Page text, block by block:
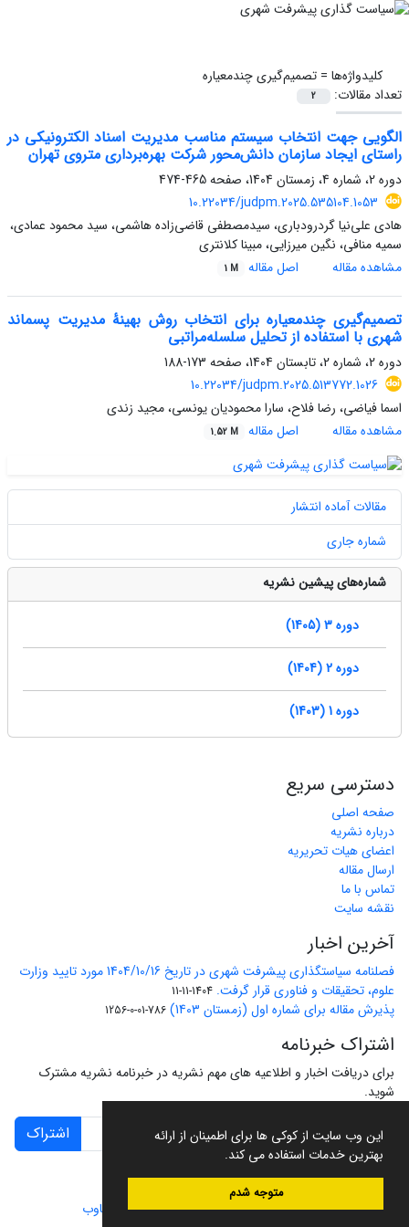
این وب سایت از کوکی ها برای اطمینان از ارائه
بهترین خدمات استفاده می کند.
متوجه شدم
کلیدواژه‌ها =تصمیم‌گیری چندمعیاره
تعداد مقالات:
2
الگویی جهت انتخاب سیستم مناسب مدیریت اسناد الکترونیکی در
راستای ایجاد سازمان دانش‌محور شرکت بهره‌برداری متروی تهران
دوره 2، شماره 4، زمستان 1404، صفحه
465-474
10.22034/judpm.2025.535104.1053
هادی علی‌نیا گردرودباری، سیدمصطفی قاضی‌زاده هاشمی، سید محمود عمادی،
سمیه منافی، نگین میرزایی، مبینا کلانتری
مشاهده مقاله
اصل مقاله 1 M
تصمیم‌گیری چندمعیاره برای انتخاب روش بهینۀ مدیریت پسماند
شهری با استفاده از تحلیل سلسله‌مراتبی
دوره 2، شماره 2، تابستان 1404، صفحه
173-188
10.22034/judpm.2025.513772.1026
اسما فیاضی، رضا فلاح، سارا محمودیان یونسی، مجید زندی
مشاهده مقاله
اصل مقاله 1.52 M
مقالات آماده انتشار
شماره جاری
شماره‌های پیشین نشریه
دوره 3 (1405)
دوره 2 (1404)
دوره 1 (1403)
دسترسی سریع
صفحه اصلی
درباره نشریه
اعضای هیات تحریریه
ارسال مقاله
تماس با ما
نقشه سایت
آخرین اخبار
فصلنامه سیاستگذاری پیشرفت شهری در تاریخ 1404/10/16 مورد تایید وزارت
علوم، تحقیقات و فناوری قرار گرفت. 1404-11-11
پذیرش مقاله برای شماره اول (زمستان 1403) 786-01-0-1256
اشتراک خبرنامه
برای دریافت اخبار و اطلاعیه های مهم نشریه در خبرنامه نشریه مشترک
شوید.
اشتراک
سامانه مدیریت نشریات علمی.طراحی و پیاده سازی از سیناوب